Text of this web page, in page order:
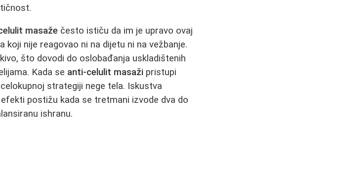
masaže često ističu da im je upravo ovaj
nije reagovao ni na dijetu ni na vežbanje.
što dovodi do oslobađanja uskladištenih
Kada se anti-celulit masaži pristupi
strategiji nege tela. Iskustva
postižu kada se tretmani izvode dva do
ishranu.